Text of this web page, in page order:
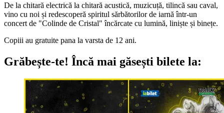
De la chitară electrică la chitară acustică, muzicuță, tilincă sau caval,
vino cu noi și redescoperă spiritul sărbătorilor de iarnă într-un
concert de "Colinde de Cristal" încărcate cu lumină, liniște și binețe.
Copiii au gratuite pana la varsta de 12 ani.
Grăbește-te! Încă mai găsești bilete la: